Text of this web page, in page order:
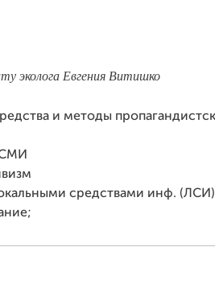
эколога Евгения Витишко
и методы
средствами инф.